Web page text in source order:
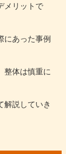
メリットで
にあった事例
整体は慎重に
解説していき